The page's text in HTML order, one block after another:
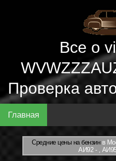
Все о
Проверка
Главная
Средние цены на бензинв
АИ92 - ,